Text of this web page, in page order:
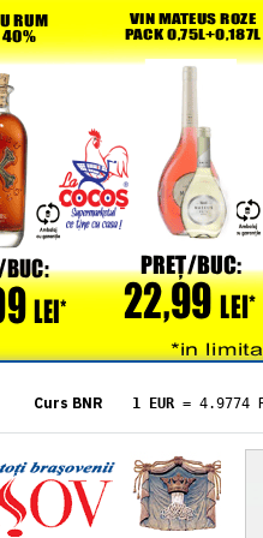
Curs BNR 1 EUR = 4.9774
= 5.8304
1 XAU= 464.4611
1 AED= 1.1933
1 AUD= 2.7957
1 BGN= 2.5449